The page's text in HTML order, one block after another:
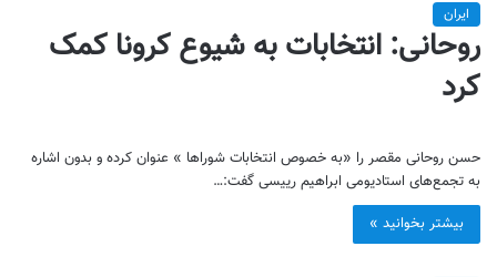
ایران
روحانی: انتخابات به شیوع کرونا کمک
کرد
حسن روحانی مقصر را «به خصوص انتخابات شوراها » عنوان کرده و بدون اشاره
به تجمع‌های استادیومی ابراهیم رییسی گفت:…
بیشتر بخوانید »